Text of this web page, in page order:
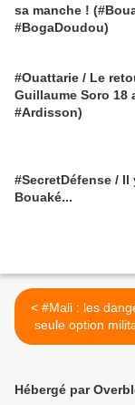
sa manche !
#BogaDoudou)
#Ouattarie / Le
Guillaume Soro 18
#Ardisson)
#SecretDéfense / Il
Bouaké...
< #Mali : les dangers de la
seule option
Yehia Ag
Hébergé par